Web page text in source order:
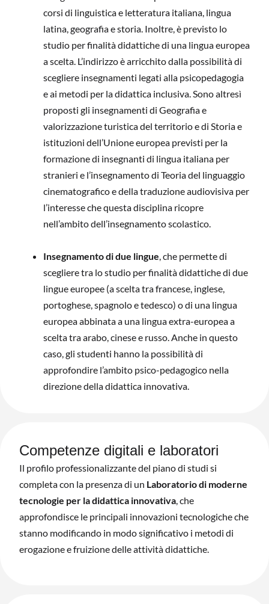
corsi di linguistica e letteratura italiana, lingua
latina, geografia e storia. Inoltre, è previsto lo
studio per finalità didattiche di una lingua europea
a scelta. L’indirizzo è arricchito dalla possibilità di
scegliere insegnamenti legati alla psicopedagogia
e ai metodi per la didattica inclusiva. Sono altresì
proposti gli insegnamenti di Geografia e
valorizzazione turistica del territorio e di Storia e
istituzioni dell’Unione europea previsti per la
formazione di insegnanti di lingua italiana per
stranieri e l’insegnamento di Teoria del linguaggio
cinematografico e della traduzione audiovisiva per
l’interesse che questa disciplina ricopre
nell’ambito dell’insegnamento scolastico.
Insegnamento di due lingue, che permette di
scegliere tra lo studio per finalità didattiche di due
lingue europee (a scelta tra francese, inglese,
portoghese, spagnolo e tedesco) o di una lingua
europea abbinata a una lingua extra-europea a
scelta tra arabo, cinese e russo. Anche in questo
caso, gli studenti hanno la possibilità di
approfondire l’ambito psico-pedagogico nella
direzione della didattica innovativa.
Competenze digitali e laboratori
Il profilo professionalizzante del piano di studi si
completa con la presenza di un Laboratorio di moderne
tecnologie per la didattica innovativa, che
approfondisce le principali innovazioni tecnologiche che
stanno modificando in modo significativo i metodi di
erogazione e fruizione delle attività didattiche.